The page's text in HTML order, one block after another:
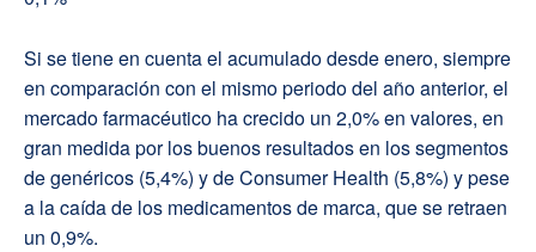
Si se tiene en cuenta el acumulado desde enero, siempre
en comparación con el mismo periodo del año anterior, el
mercado farmacéutico ha crecido un 2,0% en valores, en
gran medida por los buenos resultados en los segmentos
de genéricos (5,4%) y de Consumer Health (5,8%) y pese
a la caída de los medicamentos de marca, que se retraen
un 0,9%.